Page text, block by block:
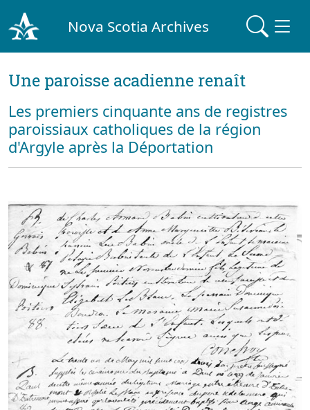
Nova Scotia Archives
Une paroisse acadienne renaît
Les premiers cinquante ans de registres
paroissiaux catholiques de la région
d'Argyle après la Déportation